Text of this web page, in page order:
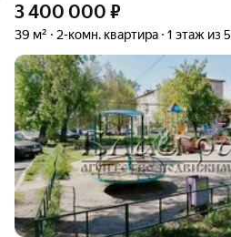
3 400 000 ₽
39 м² 2-комн. квартира 1 этаж из 5